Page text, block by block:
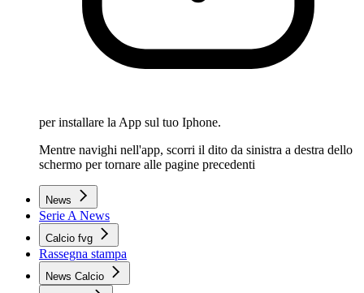
per installare la App sul tuo Iphone.
Mentre navighi nell'app, scorri il dito da sinistra a destra dello
schermo per tornare alle pagine precedenti
News
Serie A News
Calcio fvg
Rassegna stampa
News Calcio